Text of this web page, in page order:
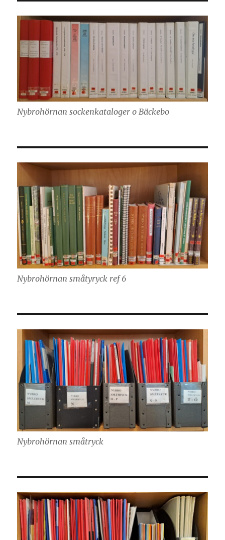
Nybrohörnan sockenkataloger o Bäckebo
Nybrohörnan småtyryck ref 6
Nybrohörnan småtryck